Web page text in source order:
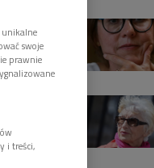
swoje
prawnie
i treści,